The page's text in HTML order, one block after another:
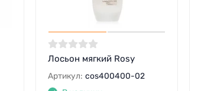
Лосьон мягкий Rosy
Артикул: cos400400-02